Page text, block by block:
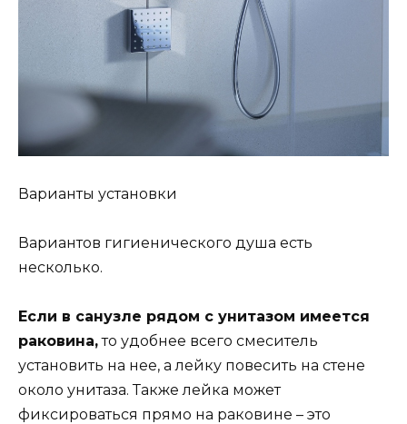
Варианты установки
Вариантов гигиенического душа есть
несколько.
Если в санузле рядом с унитазом имеется
раковина,то удобнее всего смеситель
установить на нее, а лейку повесить на стене
около унитаза. Также лейка может
фиксироваться прямо на раковине – это